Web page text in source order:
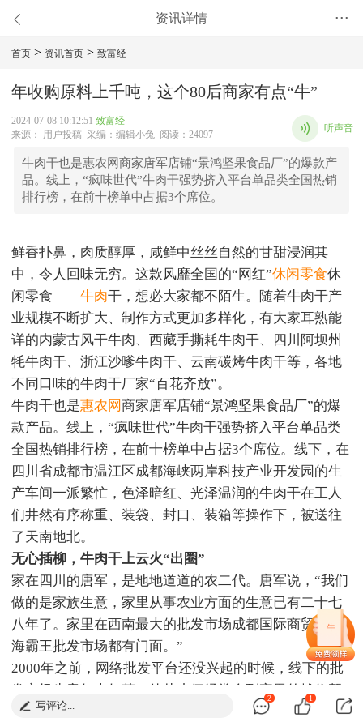
资讯详情 •••
牛
首页 > 资讯首页 > 致富经
年收购原料上千吨，这个80后商家有点“牛”
2024-07-08 10:12:51 致富经
来源： 用户投稿 采编：编辑小兔 阅读：24097
听声音
牛肉干也是惠农网商家唐军店铺“景鸿坚果食品厂”的爆款产
品。线上，“疯味世代”牛肉干强势挤入平台单品类全国热销
排行榜，在前十榜单中占据3个席位。
鲜香扑鼻，肉质醇厚，咸鲜中丝丝自然的甘甜浸润其
中，令人回味无穷。这款风靡全国的“网红”休闲零食休
闲零食——牛肉干，想必大家都不陌生。随着牛肉干产
业规模不断扩大、制作方式更加多样化，有大家耳熟能
详的内蒙古风干牛肉、西藏手撕耗牛肉干、四川阿坝州
牦牛肉干、浙江沙嗲牛肉干、云南碳烤牛肉干等，各地
不同口味的牛肉干厂家“百花齐放”。
牛肉干也是惠农网商家唐军店铺“景鸿坚果食品厂”的爆
款产品。线上，“疯味世代”牛肉干强势挤入平台单品类
全国热销排行榜，在前十榜单中占据3个席位。线下，在
四川省成都市温江区成都海峡两岸科技产业开发园的生
产车间一派繁忙，色泽暗红、光泽温润的牛肉干在工人
们井然有序称重、装袋、封口、装箱等操作下，被送往
了天南地北。
无心插柳，牛肉干上云火“出圈”
家在四川的唐军，是地地道道的农二代。唐军说，“我们
做的是家族生意，家里从事农业方面的生意已有二十七
八年了。家里在西南最大的批发市场成都国际商贸城、
海霸王批发市场都有门面。”
2000年之前，网络批发平台还没兴起的时候，线下的批
发市场生意如火如荼，他从小便经常会到家里的摊位帮
忙卖货。80后农二代的唐军说：“从小就跟这些东西接
写评论...
2 1